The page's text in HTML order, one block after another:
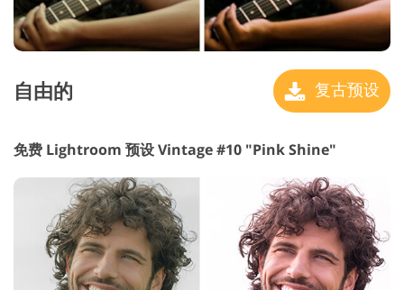
自由的 复古预设
免费 Lightroom 预设 Vintage #10 "Pink Shine"